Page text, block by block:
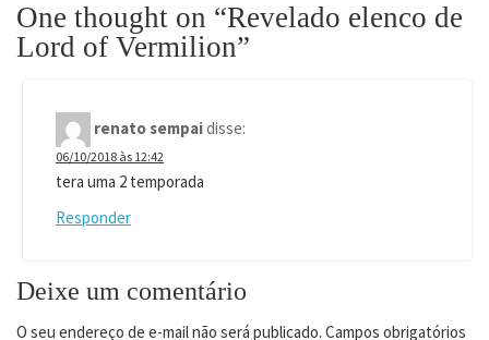
One thought on “Revelado elenco de
Lord of Vermilion”
renato sempaidisse:
06/10/2018 às 12:42
tera uma 2 temporada
Responder
Deixe um comentário
O seu endereço de e-mail não será publicado. Campos obrigatórios